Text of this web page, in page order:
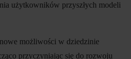
użytkowników przyszłych modeli
możliwości w dziedzinie
przyczyniając się do rozwoju